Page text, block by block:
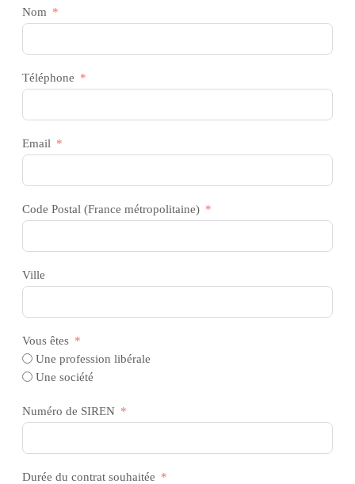
Nom
Téléphone
Email
Code Postal (France métropolitaine)
Ville
Vous êtes
Une profession libérale
Une société
Numéro de SIREN
Durée du contrat souhaitée